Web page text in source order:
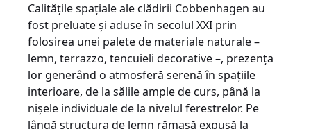
Calitățile spațiale ale clădirii Cobbenhagen au
fost preluate și aduse în secolul XXI prin
folosirea unei palete de materiale naturale –
lemn, terrazzo, tencuieli decorative –, prezența
lor generând o atmosferă serenă în spațiile
interioare, de la sălile ample de curs, până la
nișele individuale de la nivelul ferestrelor. Pe
lângă structura de lemn rămasă expusă la